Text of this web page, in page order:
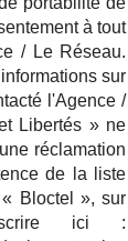
à tout
/ Le Réseau.
sur
l'Agence /
Libertés » ne
réclamation
de la liste
Bloctel », sur
ici :